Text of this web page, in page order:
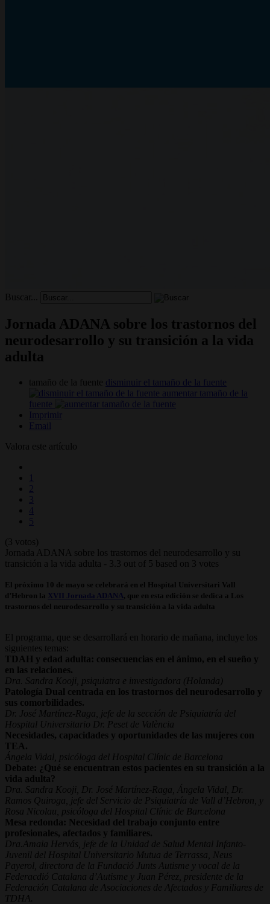
Buscar...
Jornada ADANA sobre los trastornos del
neurodesarrollo y su transición a la vida
adulta
tamaño de la fuente disminuir el tamaño de la fuente
aumentar tamaño de la
fuente
Imprimir
Email
Valora este artículo
1
2
3
4
5
(3 votos)
Jornada ADANA sobre los trastornos del neurodesarrollo y su
transición a la vida adulta - 3.3 out of 5 based on 3 votes
El próximo 10 de mayo se celebrará en el Hospital Universitari Vall
d’Hebron la XVII Jornada ADANA, que en esta edición se dedica a Los
trastornos del neurodesarrollo y su transición a la vida adulta
El programa, que se desarrollará en horario de mañana, incluye los
siguientes temas:
TDAH y edad adulta: consecuencias en el ánimo, en el sueño y
en las relaciones.
Dra. Sandra Kooji, psiquiatra e investigadora (Holanda)
Patología Dual centrada en los trastornos del neurodesarrollo y
sus comorbilidades.
Dr. José Martínez-Raga, jefe de la sección de Psiquiatría del
Hospital Universitario Dr. Peset de València
Necesidades, capacidades y oportunidades de las mujeres con
TEA.
Ángela Vidal, psicóloga del Hospital Clínic de Barcelona
Debate: ¿Qué se encuentran estos pacientes en su transición a la
vida adulta?
Dra. Sandra Kooji, Dr. José Martínez-Raga, Ángela Vidal, Dr.
Ramos Quiroga, jefe del Servicio de Psiquiatría de Vall d’Hebron, y
Rosa Nicolau, psicóloga del Hospital Clínic de Barcelona
Mesa redonda: Necesidad del trabajo conjunto entre
profesionales, afectados y familiares.
Dra.Amaia Hervás, jefe de la Unidad de Salud Mental Infanto-
Juvenil del Hospital Universitario Mutua de Terrassa, Neus
Payerol, directora de la Fundació Junts Autisme y vocal de la
Federacdió Catalana d’Autisme y Juan Pérez, presidente de la
Federación Catalana de Asociaciones de Afectados y Familiares de
TDHA.